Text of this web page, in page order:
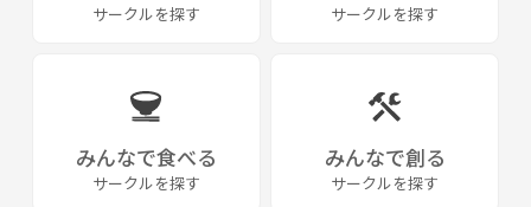
サークルを探す サークルを探す
みんなで食べる
サークルを探す
みんなで創る
サークルを探す